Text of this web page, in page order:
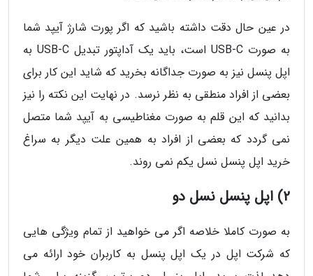
در عین حال دقت داشته باشید که اگر پورت شارژ آیپد شما
به صورت USB-C است، باید یک آداپتور تبدیل USB-C به
اپل پنسل نیز به صورت جداگانه بخرید که شاید این کار برای
بعضی از افراد منطقی به نظر نرسد. در نهایت این نکته را نیز
بدانید که این قلم به صورت مغناطیسی به آیپد شما متصل
نمی گردد که بعضی از افراد به همین علت دیگر به سراغ
خرید اپل پنسل نسل یکم نمی روند.
2) اپل پنسل نسل دو
به صورت کاملا خلاصه اگر می خواهید از تمام ویژگی هایی
که شرکت اپل در یک اپل پنسل به کاربران خود ارائه می